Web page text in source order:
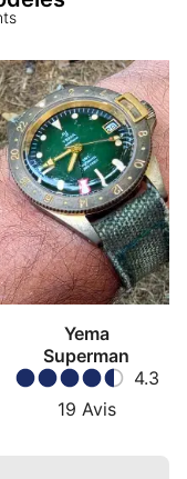
Yema
Superman
4.3
19 Avis